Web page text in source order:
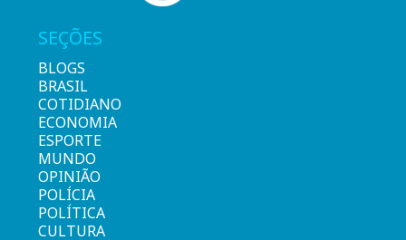
SEÇÕES
BLOGS
BRASIL
COTIDIANO
ECONOMIA
ESPORTE
MUNDO
OPINIÃO
POLÍCIA
POLÍTICA
CULTURA